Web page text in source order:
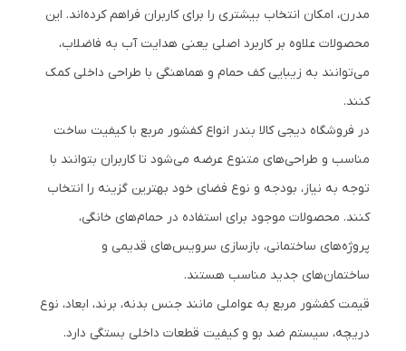
مدرن، امکان انتخاب بیشتری را برای کاربران فراهم کرده‌اند. این
محصولات علاوه بر کاربرد اصلی یعنی هدایت آب به فاضلاب،
می‌توانند به زیبایی کف حمام و هماهنگی با طراحی داخلی کمک
کنند.
در فروشگاه دیجی کالا بندر انواع کفشور مربع با کیفیت ساخت
مناسب و طراحی‌های متنوع عرضه می‌شود تا کاربران بتوانند با
توجه به نیاز، بودجه و نوع فضای خود بهترین گزینه را انتخاب
کنند. محصولات موجود برای استفاده در حمام‌های خانگی،
پروژه‌های ساختمانی، بازسازی سرویس‌های قدیمی و
ساختمان‌های جدید مناسب هستند.
قیمت کفشور مربع به عواملی مانند جنس بدنه، برند، ابعاد، نوع
دریچه، سیستم ضد بو و کیفیت قطعات داخلی بستگی دارد.